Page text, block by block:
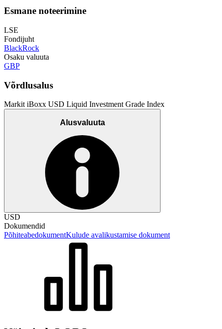
Esmane noteerimine
LSE
Fondijuht
BlackRock
Osaku valuuta
GBP
Võrdlusalus
Markit iBoxx USD Liquid Investment Grade Index
Alusvaluuta
USD
Dokumendid
PõhiteabedokumentKulude avalikustamise dokument